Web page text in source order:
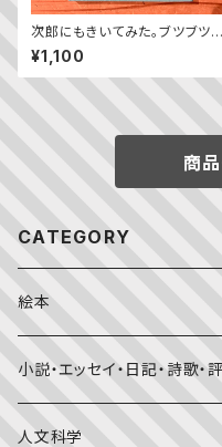
次郎にもきいてみた。ブツブツ問
答集
¥1,100
商
CATEGORY
絵本
福音館書店月刊誌
こどものとも0.1.2
その他の月刊誌
小説・エッセイ・日記・詩歌・
日本文学
人文科学